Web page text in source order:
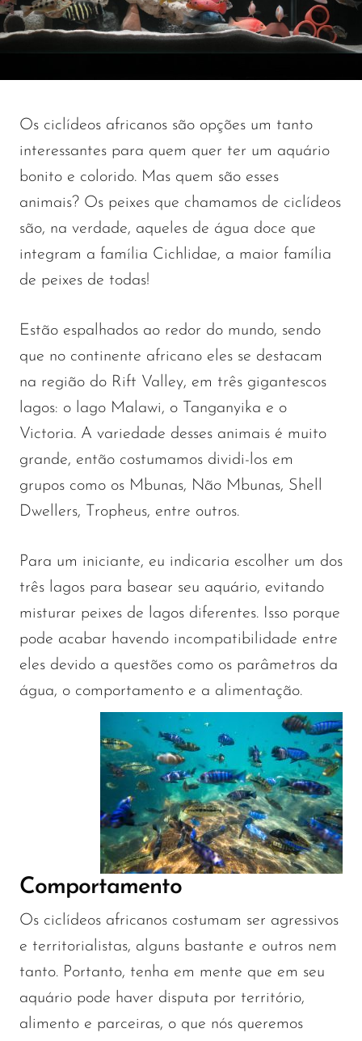
Os ciclídeos africanos são opções um tanto
interessantes para quem quer ter um aquário
bonito e colorido. Mas quem são esses
animais? Os peixes que chamamos de ciclídeos
são, na verdade, aqueles de água doce que
integram a família Cichlidae, a maior família
de peixes de todas!
Estão espalhados ao redor do mundo, sendo
que no continente africano eles se destacam
na região do Rift Valley, em três gigantescos
lagos: o lago Malawi, o Tanganyika e o
Victoria. A variedade desses animais é muito
grande, então costumamos dividi-los em
grupos como os Mbunas, Não Mbunas, Shell
Dwellers, Tropheus, entre outros.
Para um iniciante, eu indicaria escolher um dos
três lagos para basear seu aquário, evitando
misturar peixes de lagos diferentes. Isso porque
pode acabar havendo incompatibilidade entre
eles devido a questões como os parâmetros da
água, o comportamento e a alimentação.
Comportamento
Os ciclídeos africanos costumam ser agressivos
e territorialistas, alguns bastante e outros nem
tanto. Portanto, tenha em mente que em seu
aquário pode haver disputa por território,
alimento e parceiras, o que nós queremos